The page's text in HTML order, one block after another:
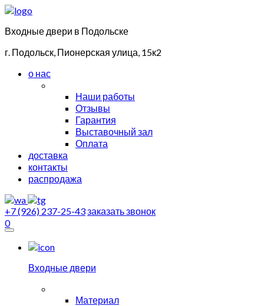
Входные двери в Подольске
г. Подольск, Пионерская улица, 15к2
о нас
Наши работы
Отзывы
Гарантия
Выставочный зал
Оплата
доставка
контакты
распродажа
+7 (926) 237-25-43заказать звонок
0
Входные двери
Материал